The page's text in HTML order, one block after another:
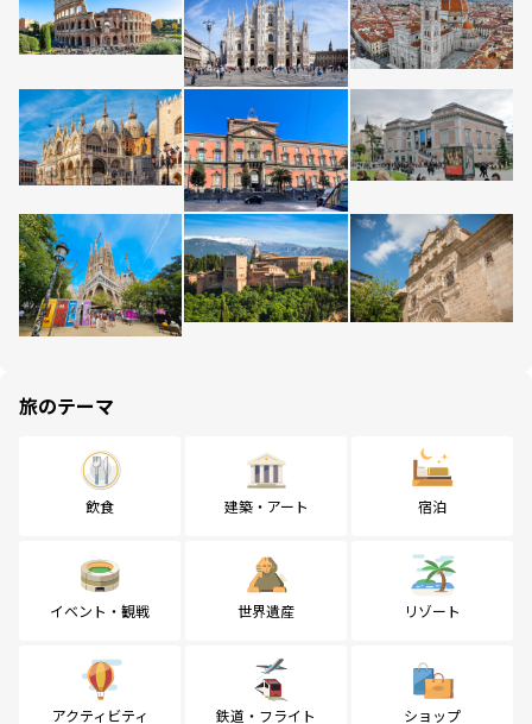
旅のテーマ
飲食 建築・アート 宿泊
イベント・観戦 世界遺産 リゾート
アクティビティ 鉄道・フライト ショップ